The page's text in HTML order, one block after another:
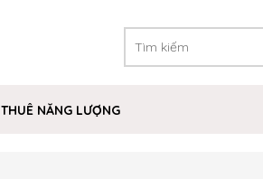
THUÊ NĂNG LƯỢNG